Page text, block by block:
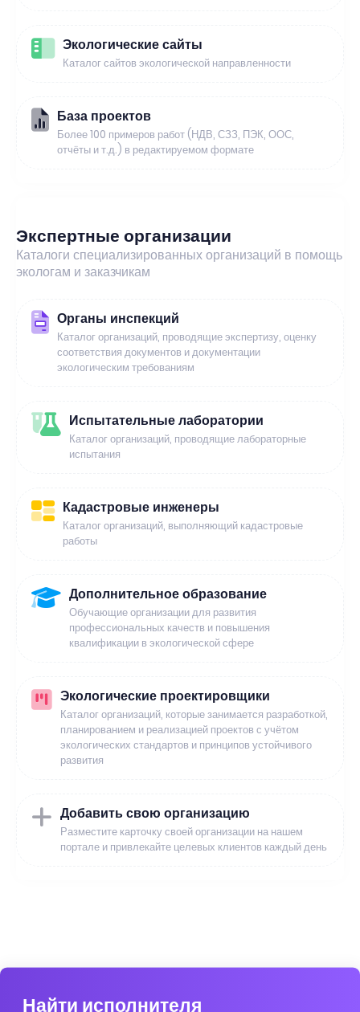
Экологические сайты
Каталог сайтов экологической направленности
База проектов
Более 100 примеров работ (НДВ, СЗЗ, ПЭК, ООС,
отчёты и т.д.) в редактируемом формате
Экспертные организации
Каталоги специализированных организаций в помощь
экологам и заказчикам
Органы инспекций
Каталог организаций, проводящие экспертизу, оценку
соответствия документов и документации
экологическим требованиям
Испытательные лаборатории
Каталог организаций, проводящие лабораторные
испытания
Кадастровые инженеры
Каталог организаций, выполняющий кадастровые
работы
Дополнительное образование
Обучающие организации для развития
профессиональных качеств и повышения
квалификации в экологической сфере
Экологические проектировщики
Каталог организаций, которые занимается разработкой,
планированием и реализацией проектов с учётом
экологических стандартов и принципов устойчивого
развития
Добавить свою организацию
Разместите карточку своей организации на нашем
портале и привлекайте целевых клиентов каждый день
Найти исполнителя